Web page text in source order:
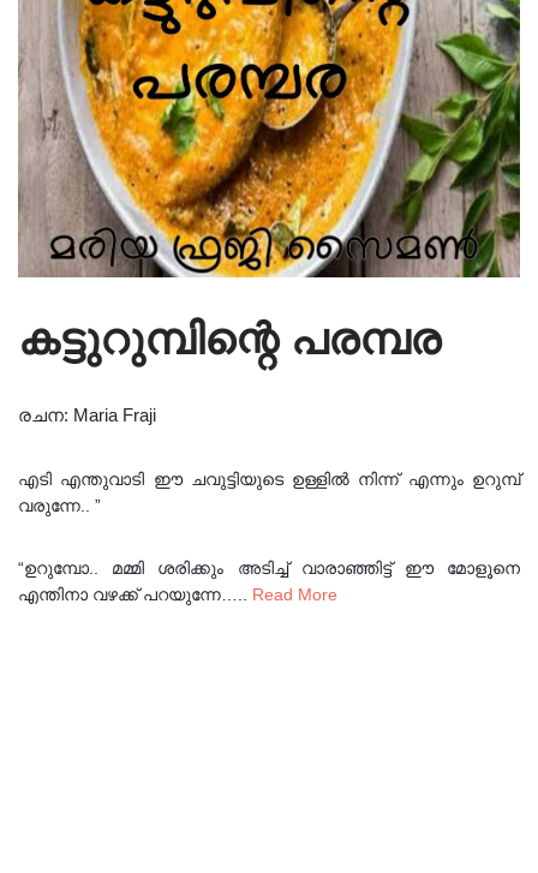
കട്ടുറുമ്പിന്റെ പരമ്പര
രചന: Maria Fraji
എടി എന്തുവാടി ഈ ചവുട്ടിയുടെ ഉള്ളിൽ നിന്ന് എന്നും ഉറുമ്പ്
വരുന്നേ.. ”
“ഉറുമ്പോ.. മമ്മി ശരിക്കും അടിച്ച് വാരാഞ്ഞിട്ട് ഈ മോളൂനെ
എന്തിനാ വഴക്ക് പറയുന്നേ….. Read More